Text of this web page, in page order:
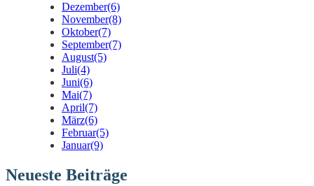
Dezember(6)
November(8)
Oktober(7)
September(7)
August(5)
Juli(4)
Juni(6)
Mai(7)
April(7)
März(6)
Februar(5)
Januar(9)
Neueste Beiträge